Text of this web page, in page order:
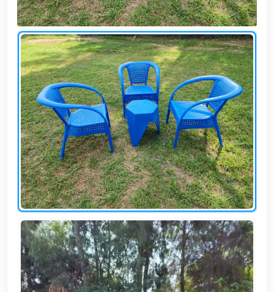
أثاث
كافيهات
ومطاعم
وفنادق
حواجز
مرورية
خزانات
مياه
أثاث
الحيوانات
أدوات
نظافة
EN